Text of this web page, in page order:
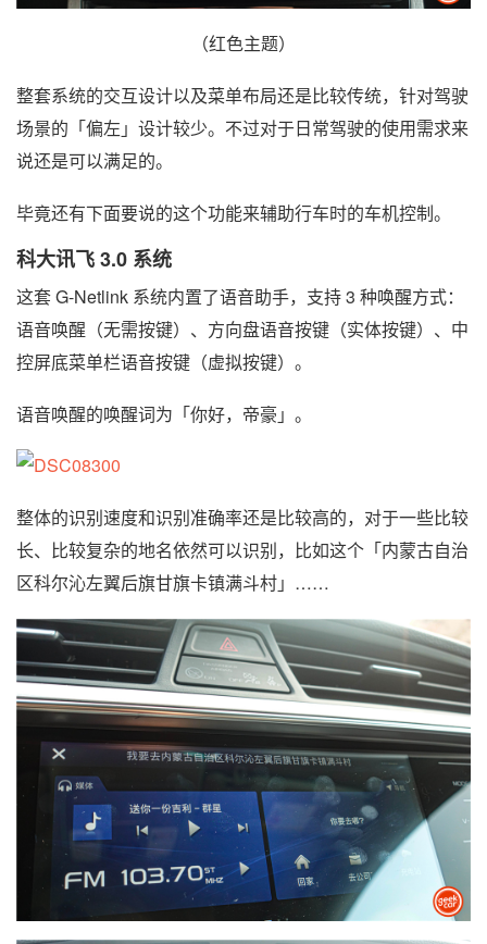
（红色主题）
整套系统的交互设计以及菜单布局还是比较传统，针对驾驶
场景的「偏左」设计较少。不过对于日常驾驶的使用需求来
说还是可以满足的。
毕竟还有下面要说的这个功能来辅助行车时的车机控制。
科大讯飞 3.0 系统
这套 G-Netlink 系统内置了语音助手，支持 3 种唤醒方式：
语音唤醒（无需按键）、方向盘语音按键（实体按键）、中
控屏底菜单栏语音按键（虚拟按键）。
语音唤醒的唤醒词为「你好，帝豪」。
整体的识别速度和识别准确率还是比较高的，对于一些比较
长、比较复杂的地名依然可以识别，比如这个「内蒙古自治
区科尔沁左翼后旗甘旗卡镇满斗村」……